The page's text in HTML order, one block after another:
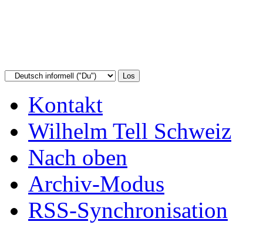
Kontakt
Wilhelm Tell Schweiz
Nach oben
Archiv-Modus
RSS-Synchronisation